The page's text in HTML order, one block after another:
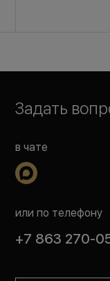
Задать
в чате
или по телефону
+7 863 270-